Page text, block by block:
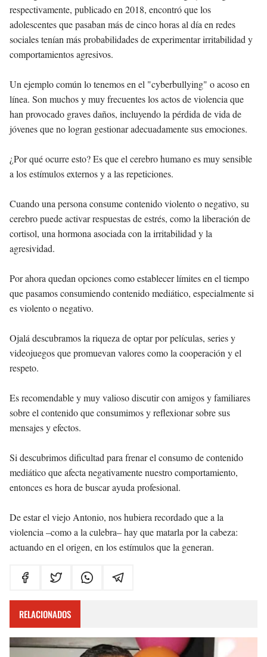
respectivamente, publicado en 2018, encontró que los
adolescentes que pasaban más de cinco horas al día en redes
sociales tenían más probabilidades de experimentar irritabilidad y
comportamientos agresivos.
Un ejemplo común lo tenemos en el "cyberbullying" o acoso en
línea. Son muchos y muy frecuentes los actos de violencia que
han provocado graves daños, incluyendo la pérdida de vida de
jóvenes que no logran gestionar adecuadamente sus emociones.
¿Por qué ocurre esto? Es que el cerebro humano es muy sensible
a los estímulos externos y a las repeticiones.
Cuando una persona consume contenido violento o negativo, su
cerebro puede activar respuestas de estrés, como la liberación de
cortisol, una hormona asociada con la irritabilidad y la
agresividad.
Por ahora quedan opciones como establecer límites en el tiempo
que pasamos consumiendo contenido mediático, especialmente si
es violento o negativo.
Ojalá descubramos la riqueza de optar por películas, series y
videojuegos que promuevan valores como la cooperación y el
respeto.
Es recomendable y muy valioso discutir con amigos y familiares
sobre el contenido que consumimos y reflexionar sobre sus
mensajes y efectos.
Si descubrimos dificultad para frenar el consumo de contenido
mediático que afecta negativamente nuestro comportamiento,
entonces es hora de buscar ayuda profesional.
De estar el viejo Antonio, nos hubiera recordado que a la
violencia –como a la culebra– hay que matarla por la cabeza:
actuando en el origen, en los estímulos que la generan.
RELACIONADOS